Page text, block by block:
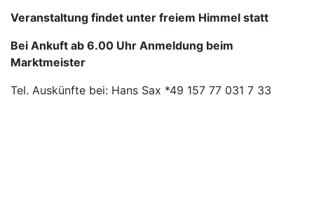
Veranstaltung findet unter freiem Himmel statt
Bei Ankuft ab 6.00 Uhr Anmeldung beim
Marktmeister
Tel. Auskünfte bei: Hans Sax *49 157 77 031 7 33